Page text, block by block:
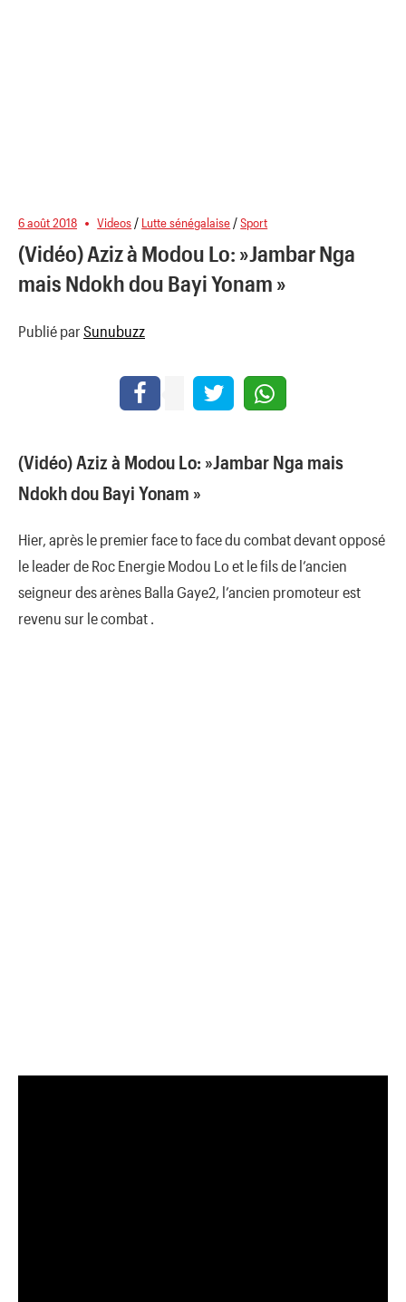
6 août 2018 Videos / Lutte sénégalaise /Sport
(Vidéo) Aziz à Modou Lo: »Jambar Nga
mais Ndokh dou Bayi Yonam »
Publié par Sunubuzz
(Vidéo) Aziz à Modou Lo: »Jambar Nga mais
Ndokh dou Bayi Yonam »
Hier, après le premier face to face du combat devant opposé
le leader de Roc Energie Modou Lo et le fils de l’ancien
seigneur des arènes Balla Gaye2, l’ancien promoteur est
revenu sur le combat .